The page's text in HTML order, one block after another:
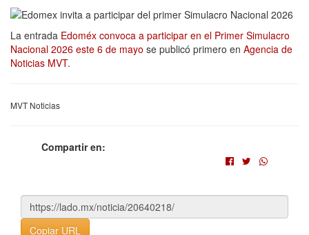
La entrada Edoméx convoca a participar en el Primer Simulacro
Nacional 2026 este 6 de mayo se publicó primero en Agencia de
Noticias MVT.
MVT Noticias
Compartir en:
Copiar URL